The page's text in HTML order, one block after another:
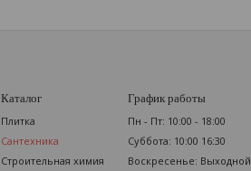
Каталог
Плитка
Сантехника
Строительная химия
График работы
Пн - Пт: 10:00 - 18:00
Суббота: 10:00 16:30
Воскресенье: Выходной